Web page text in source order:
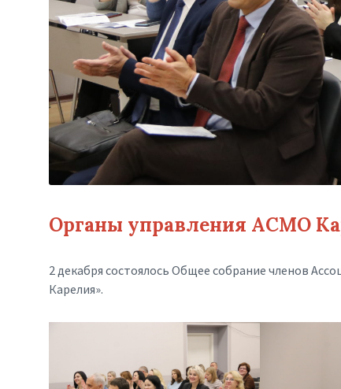
Органы управления АСМО
2 декабря состоялось Общее собрание членов
Карелия».